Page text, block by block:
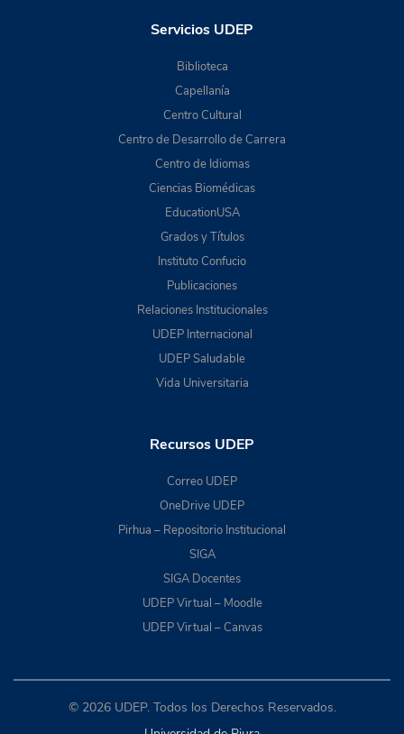
Servicios UDEP
Biblioteca
Capellanía
Centro Cultural
Centro de Desarrollo de Carrera
Centro de Idiomas
Ciencias Biomédicas
EducationUSA
Grados y Títulos
Instituto Confucio
Publicaciones
Relaciones Institucionales
UDEP Internacional
UDEP Saludable
Vida Universitaria
Recursos UDEP
Correo UDEP
OneDrive UDEP
Pirhua – Repositorio Institucional
SIGA
SIGA Docentes
UDEP Virtual – Moodle
UDEP Virtual – Canvas
© 2026 UDEP. Todos los Derechos Reservados.